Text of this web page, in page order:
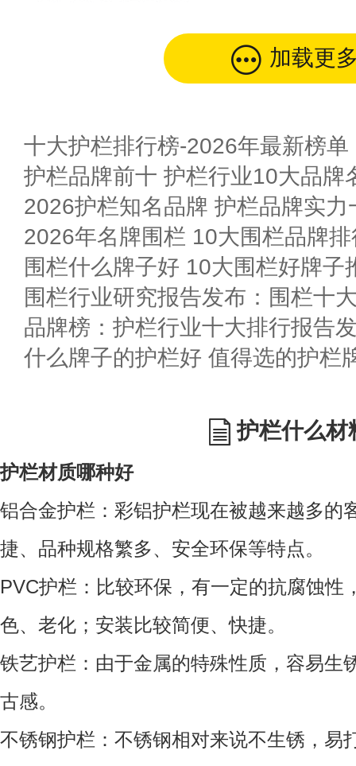
加载更
十大护栏排行榜-2026年最新榜单
护栏品牌前十 护栏行业10大品牌
2026护栏知名品牌 护栏品牌实力
2026年名牌围栏 10大围栏品牌
围栏什么牌子好 10大围栏好牌子
围栏行业研究报告发布：围栏十
品牌榜：护栏行业十大排行报告
什么牌子的护栏好 值得选的护栏
护栏什么材
护栏材质哪种好
铝合金护栏：彩铝护栏现在被越来越多的
捷、品种规格繁多、安全环保等特点。
PVC护栏：比较环保，有一定的抗腐蚀性
色、 老化；安装比较简便、快捷。
铁艺护栏：由于金属的特殊性质，容易生
古感。
不锈钢护栏： 不锈钢相对来说不生锈，易